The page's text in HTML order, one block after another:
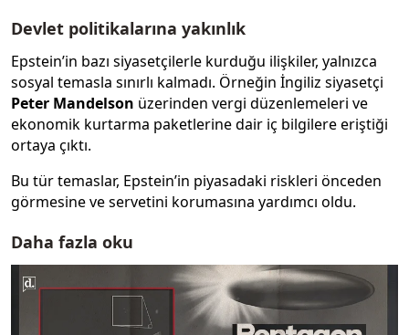
Devlet politikalarına yakınlık
Epstein’in bazı siyasetçilerle kurduğu ilişkiler, yalnızca
sosyal temasla sınırlı kalmadı. Örneğin İngiliz siyasetçi
Peter Mandelson üzerinden vergi düzenlemeleri ve
ekonomik kurtarma paketlerine dair iç bilgilere eriştiği
ortaya çıktı.
Bu tür temaslar, Epstein’in piyasadaki riskleri önceden
görmesine ve servetini korumasına yardımcı oldu.
Daha fazla oku